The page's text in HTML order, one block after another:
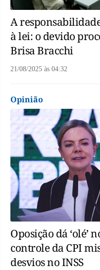
A
à lei: o devido
Brisa Bracchi
21/08/2025 às 04:32
Opinião
Oposição dá ‘olé’
controle da CPI
desvios no INSS